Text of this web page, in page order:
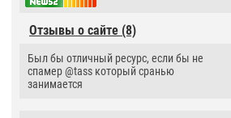
Отзывы о сайте (8)
Был бы отличный ресурс, если бы не
спамер @tass который сранью
занимается